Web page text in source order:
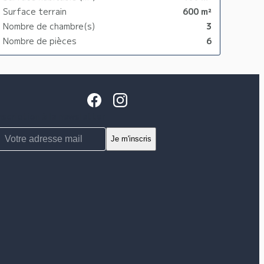
Surface terrain
600 m²
Nombre de chambre(s)
3
Nombre de pièces
6